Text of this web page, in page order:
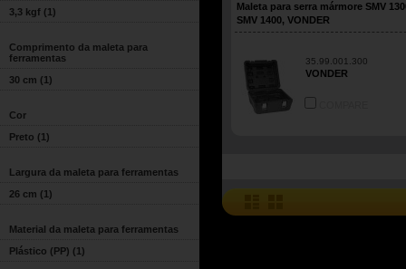
3,3 kgf (1)
Comprimento da maleta para
ferramentas
30 cm (1)
Cor
Preto (1)
Largura da maleta para ferramentas
26 cm (1)
Material da maleta para ferramentas
Plástico (PP) (1)
Maleta para serra mármore SMV
SMV 1400, VONDER
35.99.001.300
VONDER